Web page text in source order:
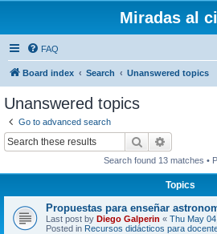
Miradas al
FAQ
Board index Search Unanswered topics
Unanswered topics
Go to advanced search
Search
Search found 13 matches •
Topics
Propuestas para enseñar
Last post by Diego Galperin « Thu May
Posted in Recursos didácticos para